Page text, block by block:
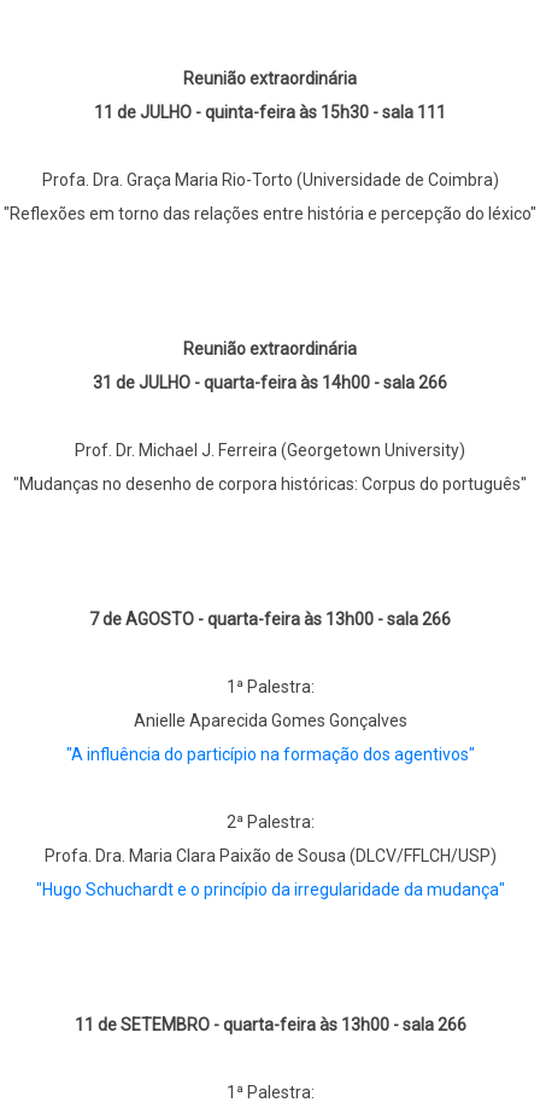
Reunião extraordinária
11 de JULHO - quinta-feira às 15h30 - sala 111
Profa. Dra. Graça Maria Rio-Torto (Universidade de Coimbra)
"Reflexões em torno das relações entre história e percepção do léxico"
Reunião extraordinária
31 de JULHO - quarta-feira às 14h00 - sala 266
Prof. Dr. Michael J. Ferreira (Georgetown University)
"Mudanças no desenho de corpora históricas: Corpus do português"
7 de AGOSTO - quarta-feira às 13h00 - sala 266
1ª Palestra:
Anielle Aparecida Gomes Gonçalves
"A influência do particípio na formação dos agentivos"
2ª Palestra:
Profa. Dra. Maria Clara Paixão de Sousa (DLCV/FFLCH/USP)
"Hugo Schuchardt e o princípio da irregularidade da mudança"
11 de SETEMBRO - quarta-feira às 13h00 - sala 266
1ª Palestra: